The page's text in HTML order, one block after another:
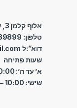
אלוף קלמן 3, שרונה מרקט, תל אביב
טלפון: 054-9839899
דוא”:ל guytechTLV@gmail.com
שעות פתיחה
א’ עד ה’: 10:00 – 20:00
שישי: 10:00 – 15:00